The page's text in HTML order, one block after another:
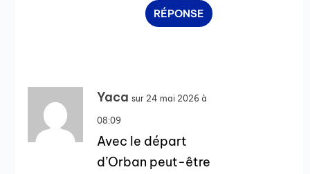
RÉPONSE
Yaca sur 24 mai 2026 à
08:09
Avec le départ
d’Orban peut-être